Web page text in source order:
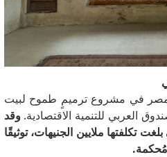
شرعت مصر في مشروع ترميمٍ طموح لبيت
العربي للتنمية الاقتصادية.وقد
تكلفتها ملايين الجنيهات، توثيقًا
مُحكمة.